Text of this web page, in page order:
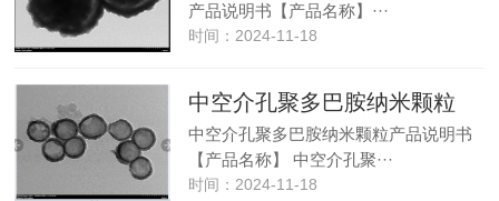
产品说明书【产品名称】···
时间：2024-11-18
中空介孔聚多巴胺纳米颗粒
中空介孔聚多巴胺纳米颗粒产品说明书
【产品名称】 中空介孔聚···
时间：2024-11-18